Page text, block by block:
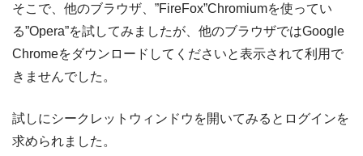
そこで、他のブラウザ、”FireFox”Chromiumを使ってい
る”Opera”を試してみましたが、他のブラウザではGoogle
Chromeをダウンロードしてくださいと表示されて利用で
きませんでした。
試しにシークレットウィンドウを開いてみるとログインを
求められました。